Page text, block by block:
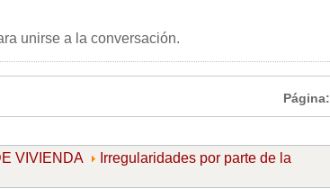
unirse a la conversación.
Página:
VIVIENDA
Irregularidades por parte de la